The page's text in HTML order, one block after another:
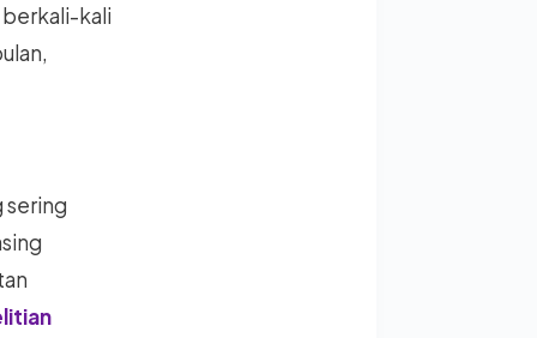
berkali-kali
sering